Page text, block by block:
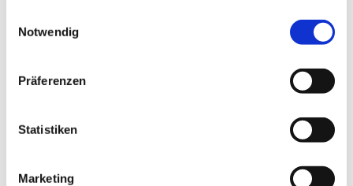
Notwendig
Präferenzen
Statistiken
Marketing
Dies könnte Sie auch